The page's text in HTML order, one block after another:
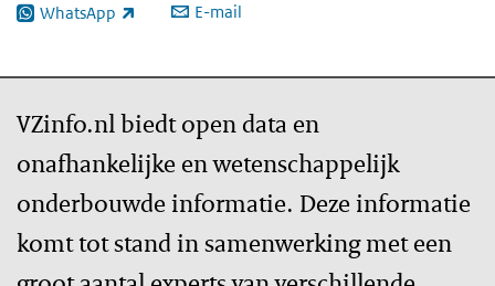
WhatsApp
(externe link) E-mail
VZinfo.nl biedt open data en
onafhankelijke en wetenschappelijk
onderbouwde informatie. Deze informatie
komt tot stand in samenwerking met een